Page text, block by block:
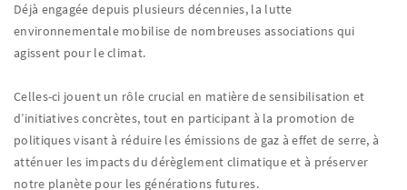
Déjà engagée depuis plusieurs décennies, la lutte
environnementale mobilise de nombreuses associations qui
agissent pour le climat.
Celles-ci jouent un rôle crucial en matière de sensibilisation et
d’initiatives concrètes, tout en participant à la promotion de
politiques visant à réduire les émissions de gaz à effet de serre, à
atténuer les impacts du dérèglement climatique et à préserver
notre planète pour les générations futures.